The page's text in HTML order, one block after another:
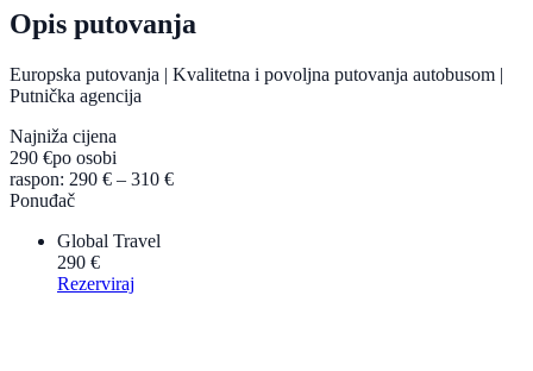
Opis putovanja
Europska putovanja | Kvalitetna i povoljna putovanja autobusom |
Putnička agencija
Najniža cijena
290 €po osobi
raspon: 290 € – 310 €
Ponuđač
Global Travel
290 €
Rezerviraj